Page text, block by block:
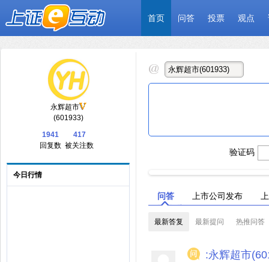
首页 问答 投票 观点
永辉超市
(601933)
1941
回复数
417
被关注数
今日行情
验证码
问答 上市公司发布
最新答复 最新提问 热推问答
:永辉超市